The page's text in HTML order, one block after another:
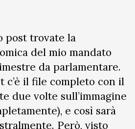
post trovate la
del mio mandato
da parlamentare.
c’è il file completo con il
due volte sull’immagine
e così sarà
Però, visto